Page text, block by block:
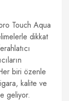
Touch Aqua
dikkat
biri özenle
kalite ve
geliyor.